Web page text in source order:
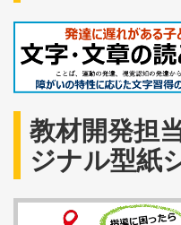
教材開発担
ジナル型紙